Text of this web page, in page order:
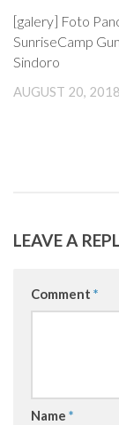
[galery] Foto
SunriseCamp
Sindoro
AUGUST 20, 2018
LEAVE A
Comment *
Name *